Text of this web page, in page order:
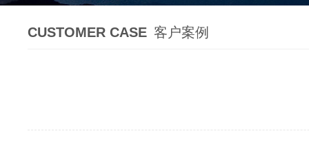
CUSTOMER CASE 客户案例